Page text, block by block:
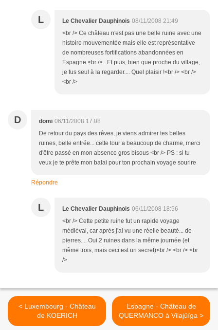
L Le Chevalier Dauphinois 08/11/2008 21:49
<br /> Ce château n'est pas une belle ruine avec une
histoire mouvementée mais elle est représentative
de nombreuses fortifications abandonnées en
Espagne.<br /> Et puis, bien que proche du village,
je fus seul à la regarder.... Quel plaisir !<br /> <br />
<br />
D domi 06/11/2008 17:08
De retour du pays des rêves, je viens admirer tes belles
ruines, belle entrée... cette tour a beaucoup de charme, merci
d'être passé en mon absence gros bisous <br /> PS : si tu
veux je te prête mon balai pour ton prochain voyage sourire
Répondre
L Le Chevalier Dauphinois 06/11/2008 18:56
<br /> Cette petite ruine fut un rapide voyage
médiéval, car après j'ai vu une réelle beauté... de
pierres.... Oui 2 ruines dans la même journée (et
même trois, mais ceci est un secret)<br /> <br /> <br
/>
< Luxembourg - Château
de KOERICH
Espagne - Château de
QUERMANCO à Vilajüïga >